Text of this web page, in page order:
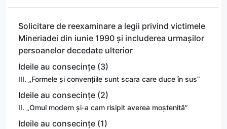
Solicitare de reexaminare a legii privind victimele
Mineriadei din iunie 1990 și includerea urmașilor
persoanelor decedate ulterior
Ideile au consecințe (3)
III. „Formele și convențiile sunt scara care duce în sus”
Ideile au consecințe (2)
II. „Omul modern și-a cam risipit averea moștenită”
Ideile au consecințe (1)